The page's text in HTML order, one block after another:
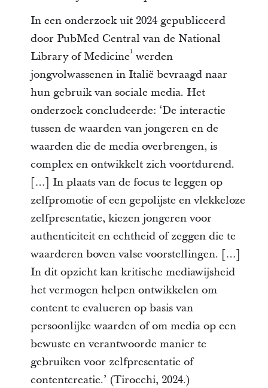
In een onderzoek uit 2024 gepubliceerd
door PubMed Central van de National
Library of Medicine1werden
jongvolwassenen in Italië bevraagd naar
hun gebruik van sociale media. Het
onderzoek concludeerde: ‘De interactie
tussen de waarden van jongeren en de
waarden die de media overbrengen, is
complex en ontwikkelt zich voortdurend.
[…] In plaats van de focus te leggen op
zelfpromotie of een gepolijste en vlekkeloze
zelfpresentatie, kiezen jongeren voor
authenticiteit en echtheid of zeggen die te
waarderen boven valse voorstellingen. […]
In dit opzicht kan kritische mediawijsheid
het vermogen helpen ontwikkelen om
content te evalueren op basis van
persoonlijke waarden of om media op een
bewuste en verantwoorde manier te
gebruiken voor zelfpresentatie of
contentcreatie.’ (Tirocchi, 2024.)